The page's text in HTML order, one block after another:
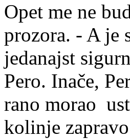
Opet me ne
prozora. - A je
jedanajst
Pero. Inače,
rano morao
kolinje